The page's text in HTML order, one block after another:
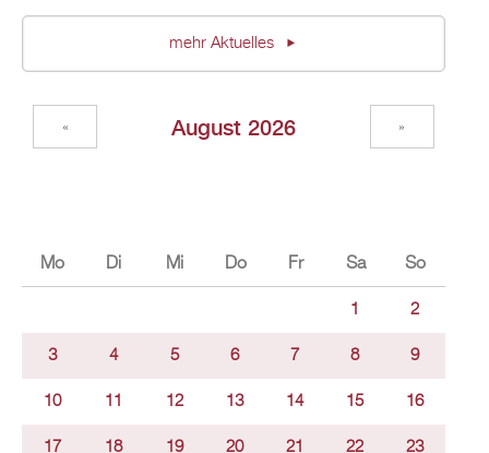
mehr Ak­tu­el­les
Au­gust 2026
« »
Mo Di Mi Do Fr Sa So
1 2
3 4 5 6 7 8 9
10 11 12 13 14 15 16
17 18 19 20 21 22 23